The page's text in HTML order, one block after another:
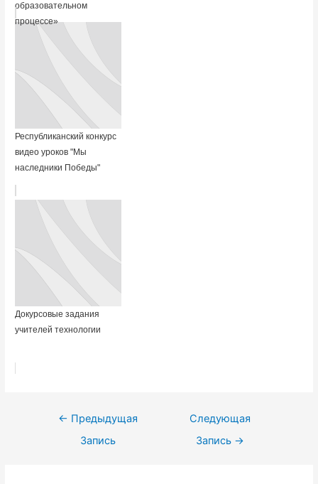
образовательном
процессе»
Республиканский конкурс
видео уроков "Мы
наследники Победы"
Докурсовые задания
учителей технологии
Навигация
← Предыдущая
Запись
Следующая
Запись →